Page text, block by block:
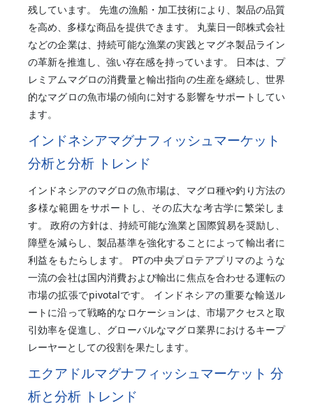
残しています。 先進の漁船・加工技術により、製品の品質
を高め、多様な商品を提供できます。 丸葉日一郎株式会社
などの企業は、持続可能な漁業の実践とマグネ製品ライン
の革新を推進し、強い存在感を持っています。 日本は、プ
レミアムマグロの消費量と輸出指向の生産を継続し、世界
的なマグロの魚市場の傾向に対する影響をサポートしてい
ます。
インドネシアマグナフィッシュマーケット
分析と分析 トレンド
インドネシアのマグロの魚市場は、マグロ種や釣り方法の
多様な範囲をサポートし、その広大な考古学に繁栄しま
す。 政府の方針は、持続可能な漁業と国際貿易を奨励し、
障壁を減らし、製品基準を強化することによって輸出者に
利益をもたらします。 PTの中央プロテアプリマのような
一流の会社は国内消費および輸出に焦点を合わせる運転の
市場の拡張でpivotalです。 インドネシアの重要な輸送ル
ートに沿って戦略的なロケーションは、市場アクセスと取
引効率を促進し、グローバルなマグロ業界におけるキープ
レーヤーとしての役割を果たします。
エクアドルマグナフィッシュマーケット 分
析と分析 トレンド